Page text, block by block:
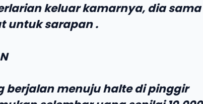
keluar kamarnya, dia sama
untuk sarapan .
berjalan menuju halte di pinggir